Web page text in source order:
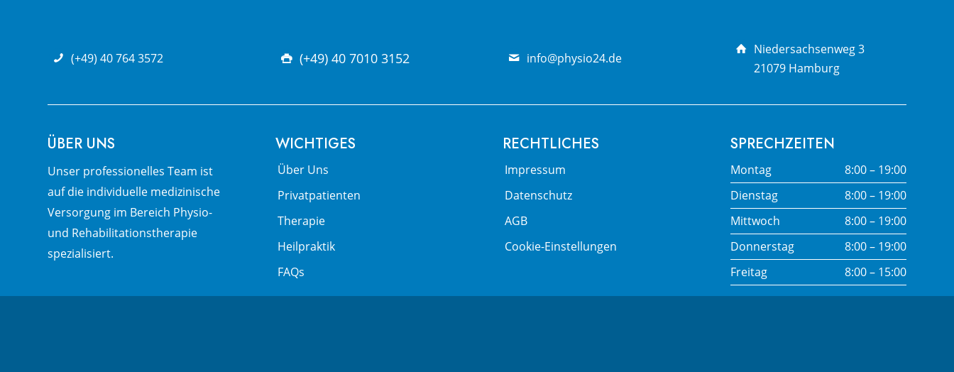
(+49) 40 764 3572 (+49) 40 7010 3152 info@physio24.de
Niedersachsenweg 3
21079 Hamburg
ÜBER UNS
Unser pro­fes­sio­nel­les Team ist
auf die in­di­vi­du­el­le me­di­zi­nische
Ver­sor­gung im Be­reich Physio-
und Re­ha­bi­li­­ta­tions­­the­ra­pie
spezialisiert.
WICHTIGES
Über Uns
Privatpatienten
Therapie
Heilpraktik
FAQs
RECHTLICHES
Impressum
Datenschutz
AGB
Cookie-Einstellungen
SPRECH­ZEITEN
Montag
8:00 – 19:00
Dienstag
8:00 – 19:00
Mittwoch
8:00 – 19:00
Donnerstag
8:00 – 19:00
Freitag
8:00 – 15:00